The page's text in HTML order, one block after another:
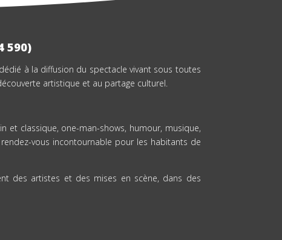
590)
à la diffusion du spectacle vivant sous toutes
artistique et au partage culturel.
et classique, one-man-shows, humour, musique,
vous incontournable pour les habitants de
des artistes et des mises en scène, dans des